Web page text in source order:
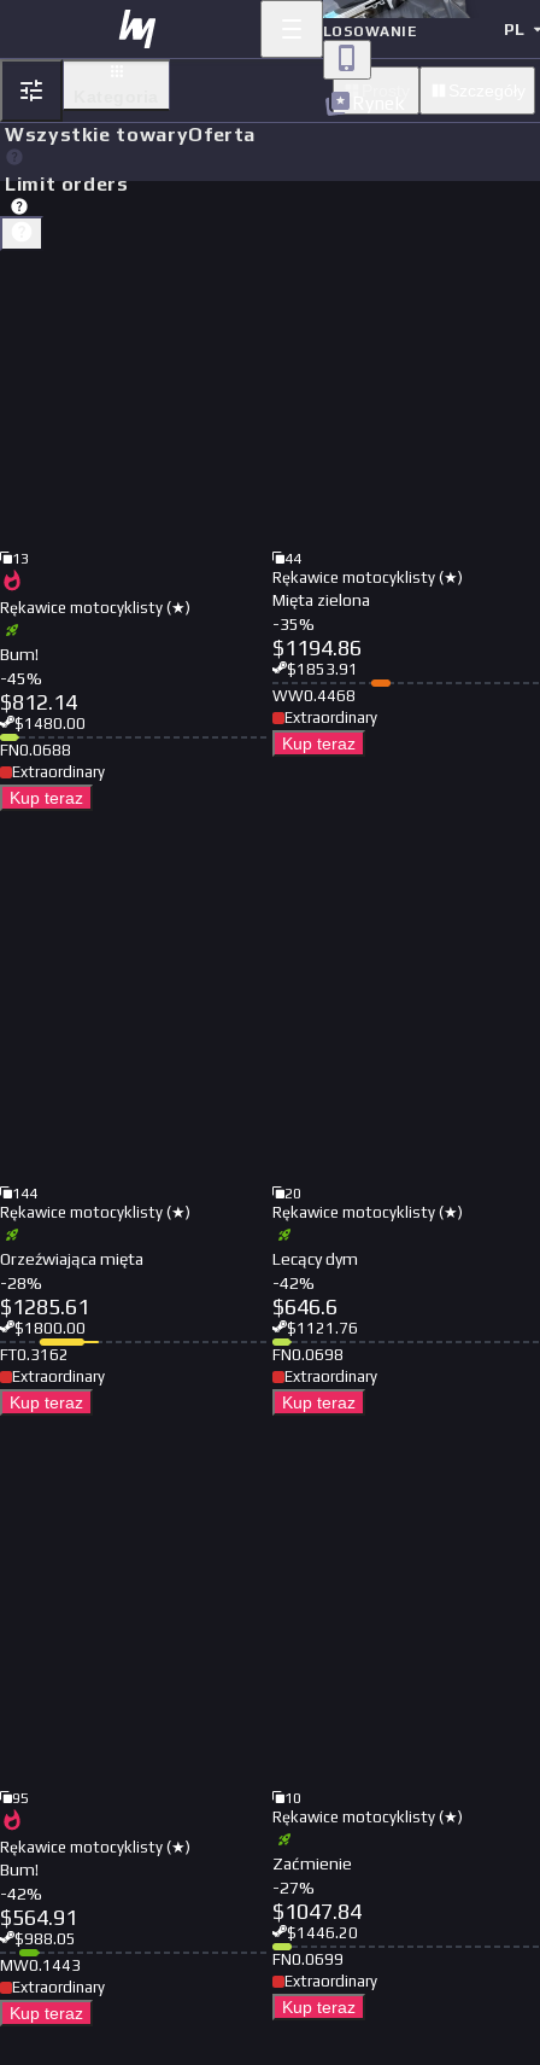
LOSOWANIE PL
Wszystkie towaryOferta
Limit orders
13
Rękawice motocyklisty (★)
Bum!
-45%
$812.14
$1480.00
FN0.0688
Extraordinary
Kup teraz
44
Rękawice motocyklisty (★)
Mięta zielona
-35%
$1194.86
$1853.91
WW0.4468
Extraordinary
Kup teraz
144
Rękawice motocyklisty (★)
Orzeźwiająca mięta
-28%
$1285.61
$1800.00
FT0.3162
Extraordinary
Kup teraz
20
Rękawice motocyklisty (★)
Lecący dym
-42%
$646.6
$1121.76
FN0.0698
Extraordinary
Kup teraz
95
Rękawice motocyklisty (★)
Bum!
-42%
$564.91
$988.05
MW0.1443
Extraordinary
Kup teraz
10
Rękawice motocyklisty (★)
Zaćmienie
-27%
$1047.84
$1446.20
FN0.0699
Extraordinary
Kup teraz